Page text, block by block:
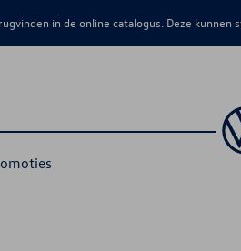
in de online catalogus. Deze kunnen